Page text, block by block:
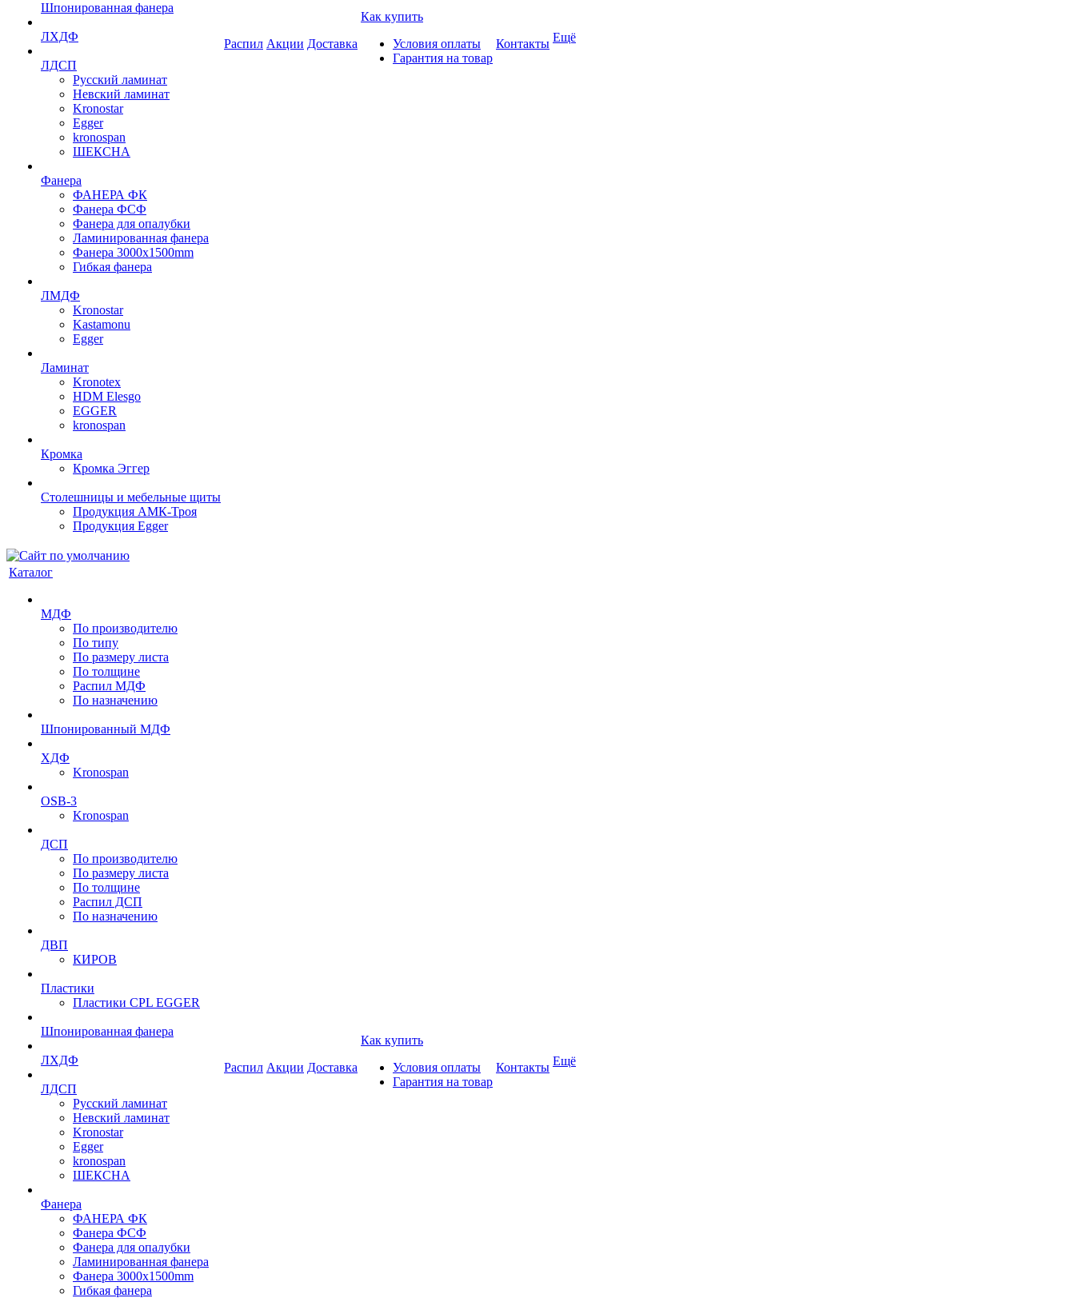
Шпонированная фанера
ЛХДФ
ЛДСП
Русский ламинат
Невский ламинат
Kronostar
Egger
kronospan
ШЕКСНА
Фанера
ФАНЕРА ФК
Фанера ФСФ
Фанера для опалубки
Ламинированная фанера
Фанера 3000х1500mm
Гибкая фанера
ЛМДФ
Kronostar
Kastamonu
Egger
Ламинат
Kronotex
HDM Elesgo
EGGER
kronospan
Кромка
Кромка Эггер
Столешницы и мебельные щиты
Продукция АМК-Троя
Продукция Egger
Распил Акции Доставка
Как купить
Условия оплаты
Гарантия на товар
Контакты Ещё
Каталог
МДФ
По производителю
По типу
По размеру листа
По толщине
Распил МДФ
По назначению
Шпонированный МДФ
ХДФ
Kronospan
OSB-3
Kronospan
ДСП
По производителю
По размеру листа
По толщине
Распил ДСП
По назначению
ДВП
КИРОВ
Пластики
Пластики CPL EGGER
Шпонированная фанера
ЛХДФ
ЛДСП
Русский ламинат
Невский ламинат
Kronostar
Egger
kronospan
ШЕКСНА
Фанера
ФАНЕРА ФК
Фанера ФСФ
Фанера для опалубки
Ламинированная фанера
Фанера 3000х1500mm
Гибкая фанера
Распил Акции Доставка
Как купить
Условия оплаты
Гарантия на товар
Контакты Ещё